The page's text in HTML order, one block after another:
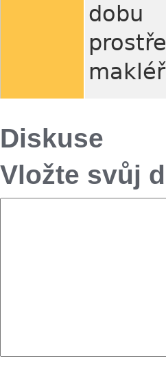
Diskuse
Vložte svůj